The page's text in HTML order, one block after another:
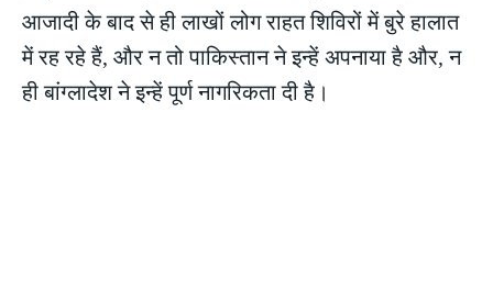
आजादी के बाद से ही लाखों लोग राहत शिविरों में बुरे हालात
में रह रहे हैं, और न तो पाकिस्तान ने इन्हें अपनाया है और, न
ही बांग्लादेश ने इन्हें पूर्ण नागरिकता दी है।